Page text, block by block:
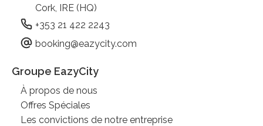
Cork, IRE (HQ)
+353 21 422 2243
booking@eazycity.com
Groupe EazyCity
À propos de nous
Offres Spéciales
Les convictions de notre entreprise